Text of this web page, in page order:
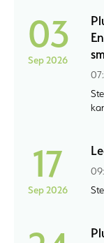
03
Sep 2026
17
Sep 2026